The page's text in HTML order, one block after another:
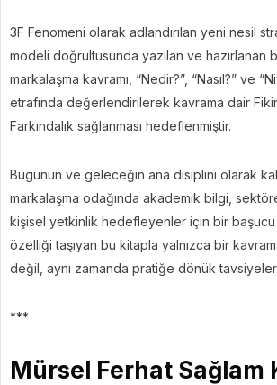
3F Fenomeni olarak adlandırılan yeni nesil
modeli doğrultusunda yazılan ve hazırlanan
markalaşma kavramı, “Nedir?”, “Nasıl?” ve
etrafında değerlendirilerek kavrama dair
Farkındalık sağlanması hedeflenmiştir.
Bugünün ve geleceğin ana disiplini olarak
markalaşma odağında akademik bilgi,
kişisel yetkinlik hedefleyenler için bir başucu
özelliği taşıyan bu kitapla yalnızca bir
değil, aynı zamanda pratiğe dönük tavsiyeler
***
Mürsel Ferhat Sağlam